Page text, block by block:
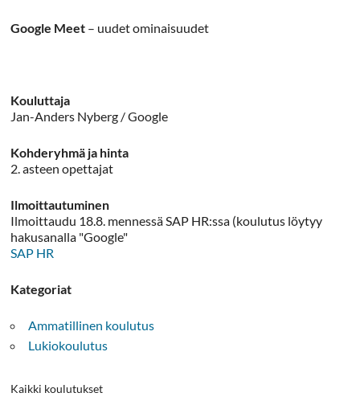
Google Meet – uudet ominaisuudet
Kouluttaja
Jan-Anders Nyberg / Google
Kohderyhmä ja hinta
2. asteen opettajat
Ilmoittautuminen
Ilmoittaudu 18.8. mennessä SAP HR:ssa (koulutus löytyy
hakusanalla "Google"
SAP HR
Kategoriat
Ammatillinen koulutus
Lukiokoulutus
Kaikki koulutukset